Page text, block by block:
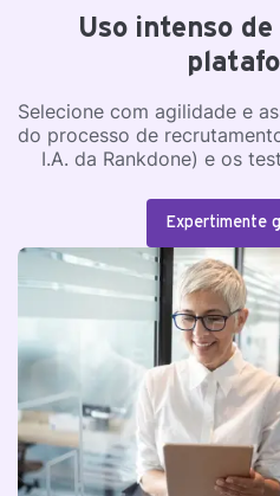
Uso intenso
Selecione com agilidade e
do processo de
I.A. da Rankdone) e os
Expertimente